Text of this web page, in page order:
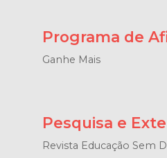
Programa de
Ganhe Mais
Pesquisa e
Revista Educação Sem